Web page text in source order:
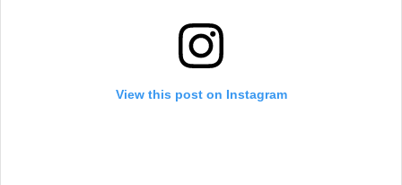
View this post on Instagram